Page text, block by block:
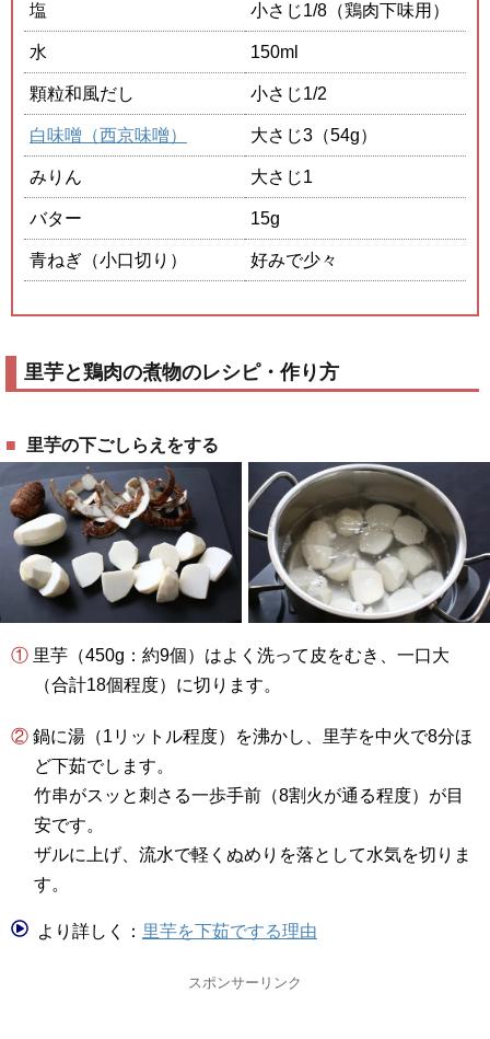
塩 小さじ1/8（鶏肉下味用）
水 150ml
顆粒和風だし 小さじ1/2
白味噌（西京味噌） 大さじ3（54g）
みりん 大さじ1
バター 15g
青ねぎ（小口切り） 好みで少々
里芋と鶏肉の煮物のレシピ・作り方
里芋の下ごしらえをする
① 里芋（450g：約9個）はよく洗って皮をむき、一口大
（合計18個程度）に切ります。
② 鍋に湯（1リットル程度）を沸かし、里芋を中火で8分ほ
ど下茹でします。
竹串がスッと刺さる一歩手前（8割火が通る程度）が目
安です。
ザルに上げ、流水で軽くぬめりを落として水気を切りま
す。
より詳しく： 里芋を下茹でする理由
スポンサーリンク